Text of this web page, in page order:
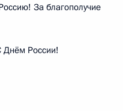
За благополучие
Днём России!